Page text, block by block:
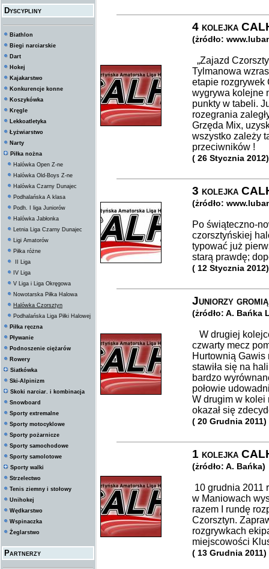
Dyscypliny
Biathlon
Biegi narciarskie
Dart
Hokej
Kajakarstwo
Konkurencje konne
Koszykówka
Kręgle
Lekkoatletyka
Łyżwiarstwo
Narty
Piłka nożna
Halówka Open Z-ne
Halówka Old-Boys Z-ne
Halówka Czarny Dunajec
Podhalańska A klasa
Podh. I liga Juniorów
Halówka Jabłonka
Letnia Liga Czarny Dunajec
Ligi Amatorów
Piłka różne
II Liga
IV Liga
V Liga i Liga Okręgowa
Nowotarska Piłka Halowa
Halówka Czorsztyn
Podhalańska Liga Piłki Halowej
Piłka ręczna
Pływanie
Podnoszenie ciężarów
Rowery
Siatkówka
Ski-Alpinizm
Skoki narciar. i kombinacja
Snowboard
Sporty extremalne
Sporty motocyklowe
Sporty pożarnicze
Sporty samochodowe
Sporty samolotowe
Sporty walki
Strzelectwo
Tenis ziemny i stołowy
Unihokej
Wędkarstwo
Wspinaczka
Żeglarstwo
Partnerzy
4 kolejka
(żródło:
„Zajazd
Tylmanowa
etapie rozgrywek
wygrywa kolejne
punkty w tabeli.
rozegrania
Grzęda Mix,
wszystko zależy
przeciwników !
( 26 Stycznia 2012)
3 kolejka
(żródło:
Po świąteczno-
czorsztyńskiej
typować już
starą prawdę;
( 12 Stycznia 2012)
Juniorzy
(żródło: A. Bańka
W drugiej
czwarty mecz
Hurtownią Gawis
stawiła się na
bardzo
połowie
W drugim w kolei
okazał się
( 20 Grudnia 2011)
1 kolejka
(żródło: A. Bańka)
10 grudnia 2011
w Maniowach
razem I rundę
Czorsztyn.
rozgrywkach
miejscowości
( 13 Grudnia 2011)